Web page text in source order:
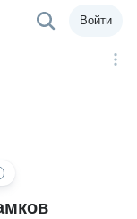
Войти